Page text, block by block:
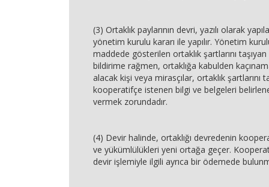
(3) Ortaklık paylarının devri, yazılı olarak
yönetim kurulu kararı ile yapılır. Yönetim
maddede gösterilen ortaklık şartlarını taşıyan
bildirime rağmen, ortaklığa kabulden
alacak kişi veya mirasçılar, ortaklık şartlarını
kooperatifçe istenen bilgi ve belgeleri
vermek zorundadır.
(4) Devir halinde, ortaklığı devredenin
ve yükümlülükleri yeni ortağa geçer.
devir işlemiyle ilgili ayrıca bir ödemede